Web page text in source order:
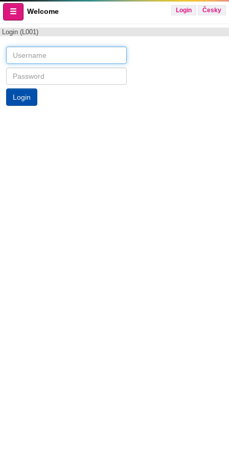
Welcome Login Česky
Login (L001)